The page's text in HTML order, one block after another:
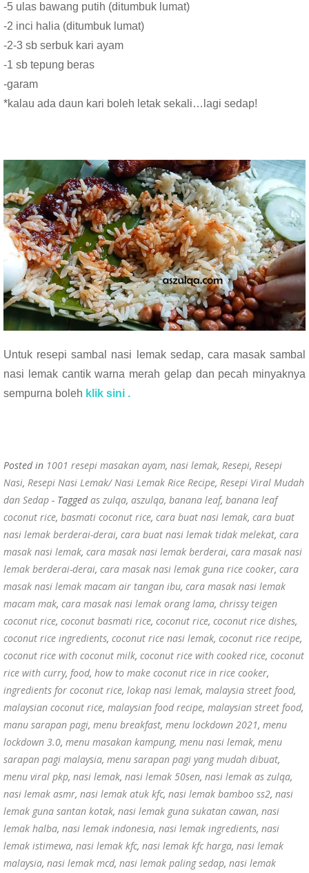
-5 ulas bawang putih (ditumbuk lumat)
-2 inci halia (ditumbuk lumat)
-2-3 sb serbuk kari ayam
-1 sb tepung beras
-garam
*kalau ada daun kari boleh letak sekali…lagi sedap!
Untuk resepi sambal nasi lemak sedap, cara masak sambal
nasi lemak cantik warna merah gelap dan pecah minyaknya
sempurna boleh klik sini .
Posted in 1001 resepi masakan ayam, nasi lemak, Resepi, Resepi
Nasi, Resepi Nasi Lemak/ Nasi Lemak Rice Recipe, Resepi Viral Mudah
dan Sedap - Taggedas zulqa, aszulqa, banana leaf, banana leaf
coconut rice, basmati coconut rice, cara buat nasi lemak, cara buat
nasi lemak berderai-derai, cara buat nasi lemak tidak melekat, cara
masak nasi lemak, cara masak nasi lemak berderai, cara masak nasi
lemak berderai-derai, cara masak nasi lemak guna rice cooker, cara
masak nasi lemak macam air tangan ibu, cara masak nasi lemak
macam mak, cara masak nasi lemak orang lama, chrissy teigen
coconut rice, coconut basmati rice, coconut rice, coconut rice dishes,
coconut rice ingredients, coconut rice nasi lemak, coconut rice recipe,
coconut rice with coconut milk, coconut rice with cooked rice, coconut
rice with curry, food, how to make coconut rice in rice cooker,
ingredients for coconut rice, lokap nasi lemak, malaysia street food,
malaysian coconut rice, malaysian food recipe, malaysian street food,
manu sarapan pagi, menu breakfast, menu lockdown 2021, menu
lockdown 3.0, menu masakan kampung, menu nasi lemak, menu
sarapan pagi malaysia, menu sarapan pagi yang mudah dibuat,
menu viral pkp, nasi lemak, nasi lemak 50sen, nasi lemak as zulqa,
nasi lemak asmr, nasi lemak atuk kfc, nasi lemak bamboo ss2, nasi
lemak guna santan kotak, nasi lemak guna sukatan cawan, nasi
lemak halba, nasi lemak indonesia, nasi lemak ingredients, nasi
lemak istimewa, nasi lemak kfc, nasi lemak kfc harga, nasi lemak
malaysia, nasi lemak mcd, nasi lemak paling sedap, nasi lemak